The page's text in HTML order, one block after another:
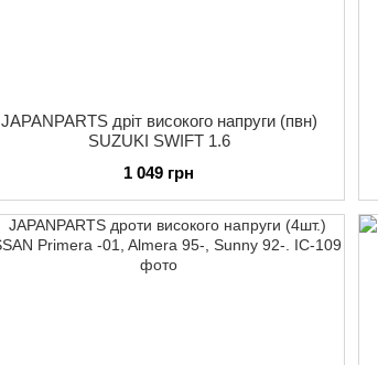
JAPANPARTS дріт високого напруги (пвн)
SUZUKI SWIFT 1.6
1 049 грн